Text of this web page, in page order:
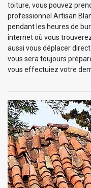
toiture, vous pouvez
professionnel Artisan
pendant les heures de
internet où vous
aussi vous déplacer
vous sera toujours
vous effectuiez votre